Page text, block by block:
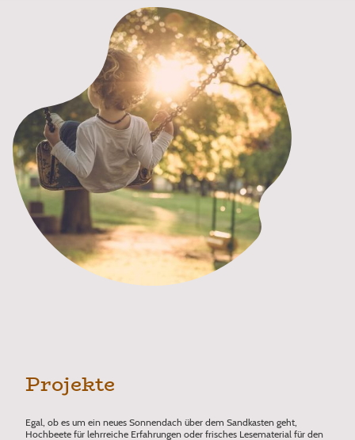
Projekte
Egal, ob es um ein neues Sonnendach über dem Sandkasten geht,
Hochbeete für lehrreiche Erfahrungen oder frisches Lesematerial für den